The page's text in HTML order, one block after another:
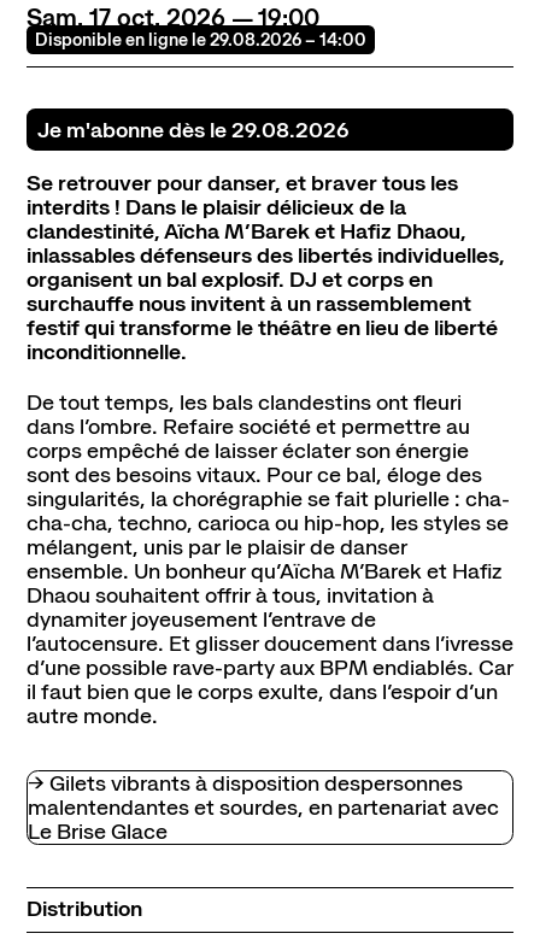
Sam. 17 oct. 2026 19:00
Disponible en ligne le 29.08.2026 – 14:00
Je m'abonne dès le 29.08.2026
Se retrouver pour danser, et braver tous les
interdits ! Dans le plaisir délicieux de la
clandestinité, Aïcha M’Barek et Hafiz Dhaou,
inlassables défenseurs des libertés individuelles,
organisent un bal explosif. DJ et corps en
surchauffe nous invitent à un rassemblement
festif qui transforme le théâtre en lieu de liberté
inconditionnelle.
De tout temps, les bals clandestins ont fleuri
dans l’ombre. Refaire société et permettre au
corps empêché de laisser éclater son énergie
sont des besoins vitaux. Pour ce bal, éloge des
singularités, la chorégraphie se fait plurielle : cha-
cha-cha, techno, carioca ou hip-hop, les styles se
mélangent, unis par le plaisir de danser
ensemble. Un bonheur qu’Aïcha M’Barek et Hafiz
Dhaou souhaitent offrir à tous, invitation à
dynamiter joyeusement l’entrave de
l’autocensure. Et glisser doucement dans l’ivresse
d’une possible rave-party aux BPM endiablés. Car
il faut bien que le corps exulte, dans l’espoir d’un
autre monde.
→ Gilets vibrants à disposition despersonnes
malentendantes et sourdes, en partenariat avec
Le Brise Glace
Distribution
ContactNewsletterRessources